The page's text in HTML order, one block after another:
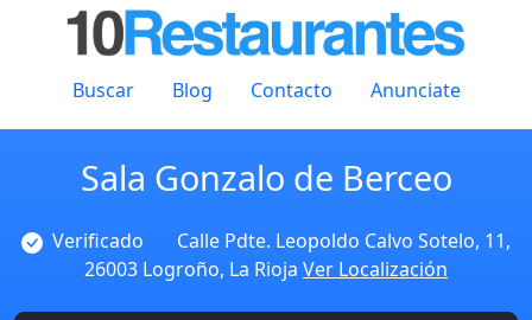
Buscar Blog Contacto Anunciate
Sala Gonzalo de Berceo
Verificado
Calle Pdte. Leopoldo Calvo Sotelo, 11,
26003 Logroño, La Rioja Ver Localización